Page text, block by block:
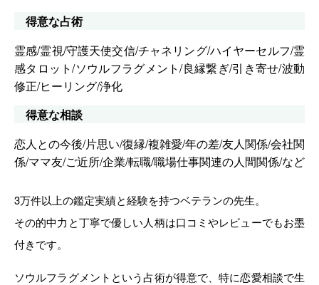
得意な占術
霊感/霊視/守護天使交信/チャネリング/ハイヤーセルフ/霊
感タロット/ソウルフラグメント/良縁繋ぎ/引き寄せ/波動
修正/ヒーリング/浄化
得意な相談
恋人との今後/片思い/復縁/複雑愛/年の差/友人関係/会社関
係/ママ友/ご近所/企業/転職/職場仕事関連の人間関係/など
3万件以上の鑑定実績と経験を持つベテランの先生。
その的中力と丁寧で優しい人柄は口コミやレビューでもお墨
付きです。
ソウルフラグメントという占術が得意で、特に恋愛相談で生